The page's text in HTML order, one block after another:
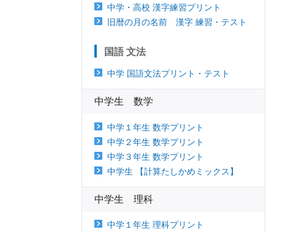
中学・高校 漢字練習プリント
旧暦の月の名前 漢字 練習・テスト
国語 文法
中学 国語文法プリント・テスト
中学生 数学
中学１年生 数学プリント
中学２年生 数学プリント
中学３年生 数学プリント
中学生 【計算たしかめミックス】
中学生 理科
中学１年生 理科プリント